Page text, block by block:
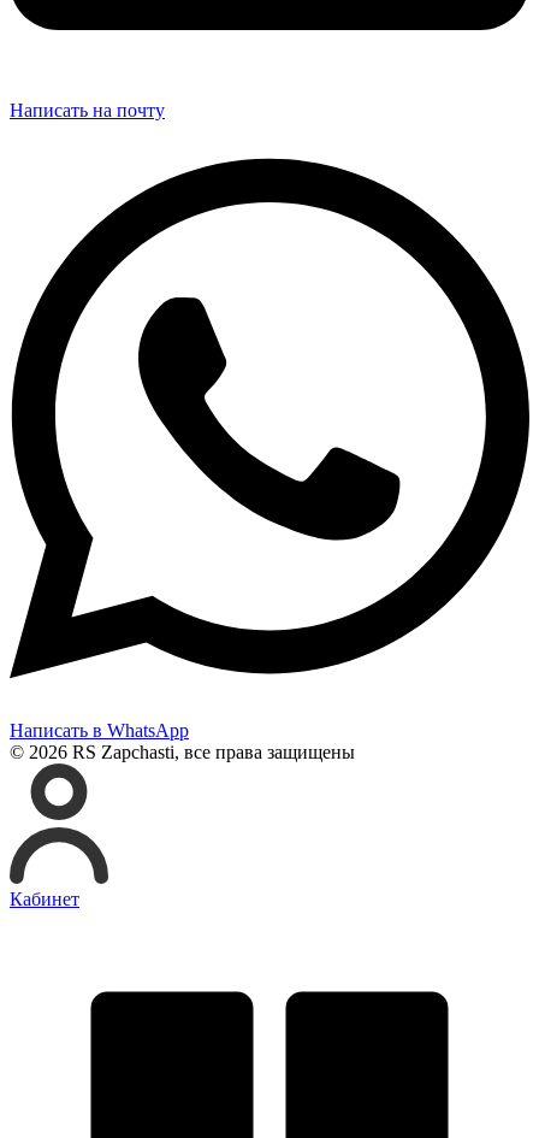
Написать на почту
Написать в WhatsApp
© 2026 RS Zapchasti, все права защищены
Кабинет